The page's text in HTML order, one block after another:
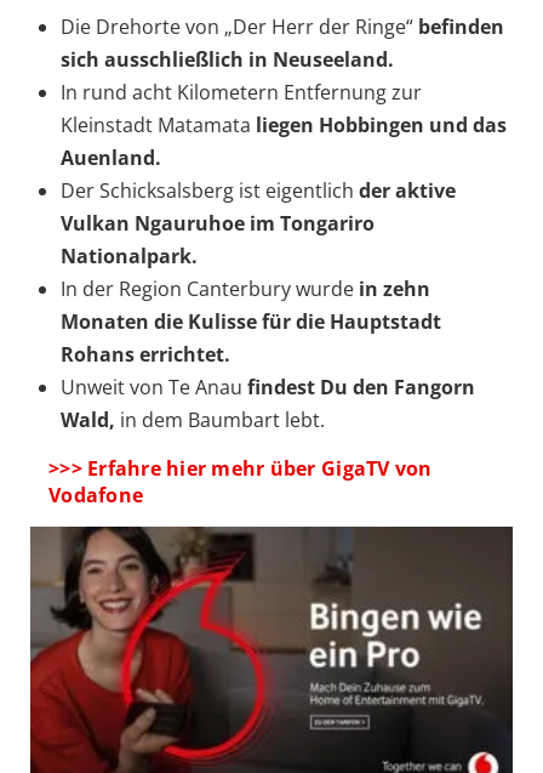
Die Drehorte von „Der Herr der Ringe“ befinden
sich ausschließlich in Neuseeland.
In rund acht Kilometern Entfernung zur
Kleinstadt Matamata liegen Hobbingen und das
Auenland.
Der Schicksalsberg ist eigentlich der aktive
Vulkan Ngauruhoe im Tongariro
Nationalpark.
In der Region Canterbury wurde in zehn
Monaten die Kulisse für die Hauptstadt
Rohans errichtet.
Unweit von Te Anau findest Du den Fangorn
Wald, in dem Baumbart lebt.
>>> Erfahre hier mehr über GigaTV von
Vodafone